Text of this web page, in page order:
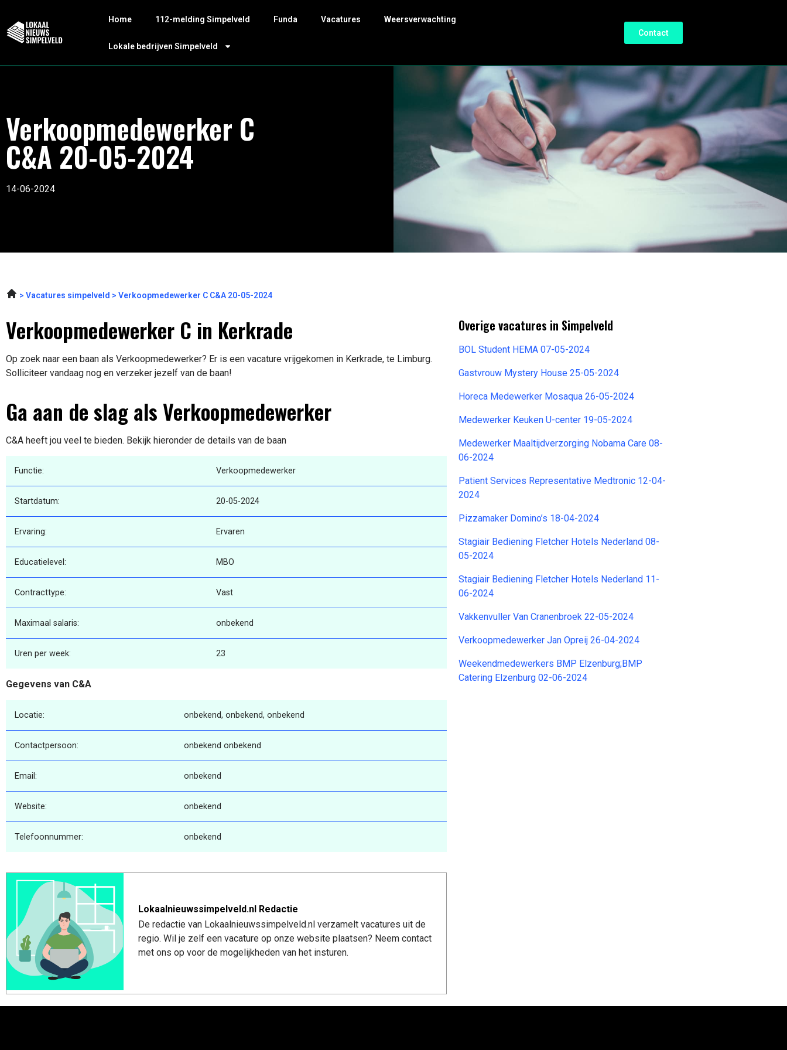
Home 112-melding Simpelveld Funda Vacatures Weersverwachting
Lokale bedrijven Simpelveld
Contact
Verkoopmedewerker C
C&A 20-05-2024
14-06-2024
Vacatures simpelveld Verkoopmedewerker C C&A 20-05-2024
Verkoopmedewerker C in Kerkrade
Op zoek naar een baan als Verkoopmedewerker? Er is een vacature vrijgekomen in Kerkrade, te Limburg.
Solliciteer vandaag nog en verzeker jezelf van de baan!
Ga aan de slag als Verkoopmedewerker
C&A heeft jou veel te bieden. Bekijk hieronder de details van de baan
Functie: Verkoopmedewerker
Startdatum: 20-05-2024
Ervaring: Ervaren
Educatielevel: MBO
Contracttype: Vast
Maximaal salaris: onbekend
Uren per week: 23
Gegevens van C&A
Locatie: onbekend, onbekend, onbekend
Contactpersoon: onbekend onbekend
Email: onbekend
Website: onbekend
Telefoonnummer: onbekend
Lokaalnieuwssimpelveld.nl Redactie
De redactie van Lokaalnieuwssimpelveld.nl verzamelt vacatures uit de
regio. Wil je zelf een vacature op onze website plaatsen? Neem contact
met ons op voor de mogelijkheden van het insturen.
Overige vacatures in Simpelveld
BOL Student HEMA 07-05-2024
Gastvrouw Mystery House 25-05-2024
Horeca Medewerker Mosaqua 26-05-2024
Medewerker Keuken U-center 19-05-2024
Medewerker Maaltijdverzorging Nobama Care 08-
06-2024
Patient Services Representative Medtronic 12-04-
2024
Pizzamaker Domino’s 18-04-2024
Stagiair Bediening Fletcher Hotels Nederland 08-
05-2024
Stagiair Bediening Fletcher Hotels Nederland 11-
06-2024
Vakkenvuller Van Cranenbroek 22-05-2024
Verkoopmedewerker Jan Opreij 26-04-2024
Weekendmedewerkers BMP Elzenburg;BMP
Catering Elzenburg 02-06-2024